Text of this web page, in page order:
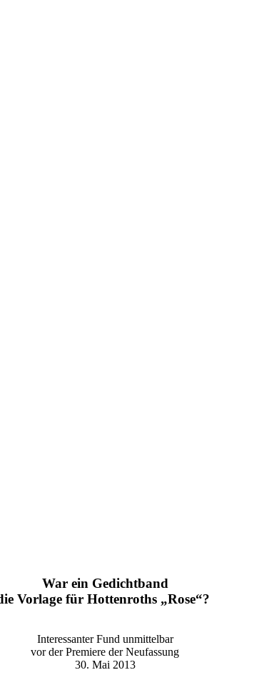
War ein Gedichtband
Vorlage für Hottenroths „Rose“?
Interessanter Fund unmittelbar
vor der Premiere der Neufassung
30. Mai 2013